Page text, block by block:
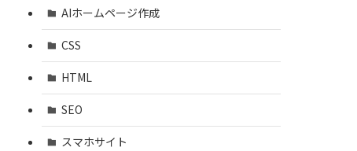
AIホームページ作成
CSS
HTML
SEO
スマホサイト